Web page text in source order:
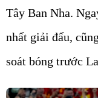
Tây Ban Nha.
nhất giải đấu,
soát bóng trước